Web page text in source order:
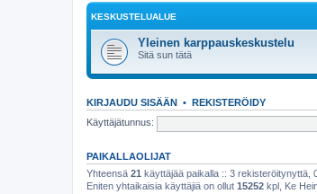
KESKUSTELUALUE
Yleinen karppauskeskustelu
Sitä sun tätä
KIRJAUDU SISÄÄN • REKISTERÖIDY
Käyttäjätunnus:
PAIKALLAOLIJAT
Yhteensä 21 käyttäjää paikalla :: 3 rekisteröitynyttä,
Eniten yhtaikaisia käyttäjiä on ollut 15252 kpl, Ke